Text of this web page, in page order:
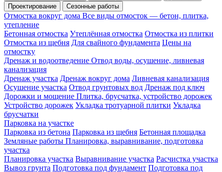
Проектирование
Сезонные работы
Отмостка вокруг дома Все виды отмосток — бетон, плитка,
утепление
Бетонная отмостка Утеплённая отмостка Отмостка из плитки
Отмостка из щебня Для свайного фундамента Цены на
отмостку
Дренаж и водоотведение Отвод воды, осушение, ливневая
канализация
Дренаж участка Дренаж вокруг дома Ливневая канализация
Осушение участка Отвод грунтовых вод Дренаж под ключ
Дорожки и мощение Плитка, брусчатка, устройство дорожек
Устройство дорожек Укладка тротуарной плитки Укладка
брусчатки
Парковка на участке
Парковка из бетона Парковка из щебня Бетонная площадка
Земляные работы Планировка, выравнивание, подготовка
участка
Планировка участка Выравнивание участка Расчистка участка
Вывоз грунта Подготовка под фундамент Подготовка под